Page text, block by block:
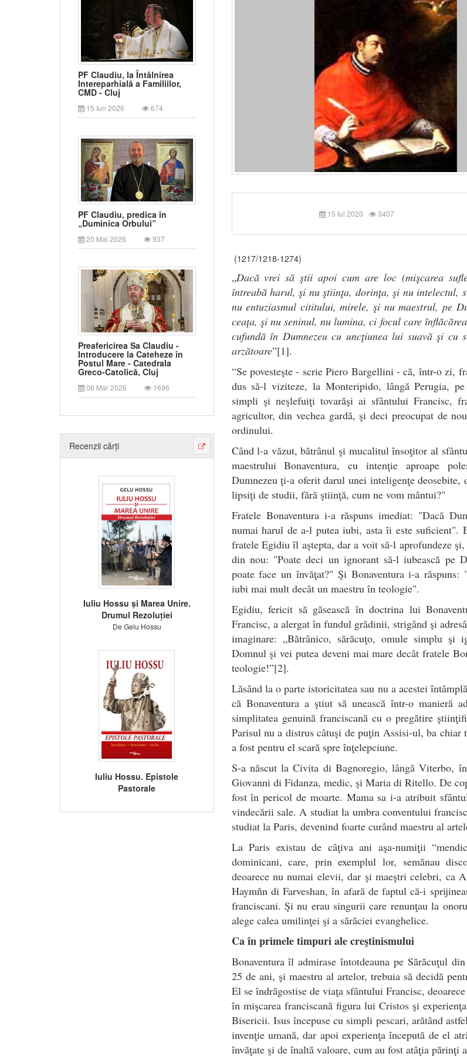
PF Claudiu, la Întâlnirea
Intereparhială a Familiilor,
CMD - Cluj
15 Iun 2026 674
PF Claudiu, predica în
„Duminica Orbului”
20 Mai 2026 937
Preafericirea Sa Claudiu -
Introducere la Cateheze în
Postul Mare - Catedrala
Greco-Catolică, Cluj
06 Mar 2026 1696
Recenzii cărți
Iuliu Hossu și Marea Unire.
Drumul Rezoluției
De Gelu Hossu
Iuliu Hossu. Epistole
Pastorale
15 Iul 2020 3407
(1217/1218-1274)
„Dacă vrei să ştii apoi cum are loc (mişcarea
întreabă harul, şi nu ştiinţa, dorinţa, şi nu intelectul,
nu entuziasmul cititului, mirele, şi nu maestrul, pe
ceaţa, şi nu seninul, nu lumina, ci focul care
cufundă în Dumnezeu cu uncţiunea lui suavă şi cu
arzătoare”[1].
“Se povesteşte - scrie Piero Bargellini - că, într-o zi,
dus să-l viziteze, la Monteripido, lângă Perugia,
simpli şi neşlefuiţi tovarăşi ai sfântului Francisc,
agricultor, din vechea gardă, şi deci preocupat de
ordinului.
Când l-a văzut, bătrânul şi mucalitul însoţitor al
maestrului Bonaventura, cu intenţie aproape
Dumnezeu ţi-a oferit darul unei inteligenţe deosebite,
lipsiţi de studii, fără ştiinţă, cum ne vom mântui?"
Fratele Bonaventura i-a răspuns imediat: "Dacă
numai harul de a-l putea iubi, asta îi este suficient".
fratele Egidiu îl aştepta, dar a voit să-l aprofundeze
din nou: "Poate deci un ignorant să-l iubească pe
poate face un învăţat?" Şi Bonaventura i-a
iubi mai mult decât un maestru în teologie".
Egidiu, fericit să găsească în doctrina lui
Francisc, a alergat în fundul grădinii, strigând şi
imaginare: „Bătrânico, sărăcuţo, omule simplu şi
Domnul şi vei putea deveni mai mare decât fratele
teologie!”[2].
Lăsând la o parte istoricitatea sau nu a acestei
că Bonaventura a ştiut să unească într-o manieră
simplitatea genuină franciscană cu o pregătire
Parisul nu a distrus câtuşi de puţin Assisi-ul, ba chiar
a fost pentru el scară spre înţelepciune.
S-a născut la Civita di Bagnoregio, lângă Viterbo,
Giovanni di Fidanza, medic, şi Maria di Ritello. De
fost în pericol de moarte. Mama sa i-a atribuit
vindecării sale. A studiat la umbra conventului
studiat la Paris, devenind foarte curând maestru al
La Paris existau de câţiva ani aşa-numiţii
dominicani, care, prin exemplul lor, semănau
deoarece nu numai elevii, dar şi maeştri celebri, ca
Haymňn di Farveshan, în afară de faptul că-i
franciscani. Şi nu erau singurii care renunţau la
alege calea umilinţei şi a sărăciei evanghelice.
Ca în primele timpuri ale creştinismului
Bonaventura îl admirase întotdeauna pe Sărăcuţul
25 de ani, şi maestru al artelor, trebuia să decidă
El se îndrăgostise de viaţa sfântului Francisc,
în mişcarea franciscană figura lui Cristos şi
Bisericii. Isus începuse cu simpli pescari, arătând
invenţie umană, dar apoi experienţa începută de el
învăţate şi de înaltă valoare, cum au fost atâţia părinţi